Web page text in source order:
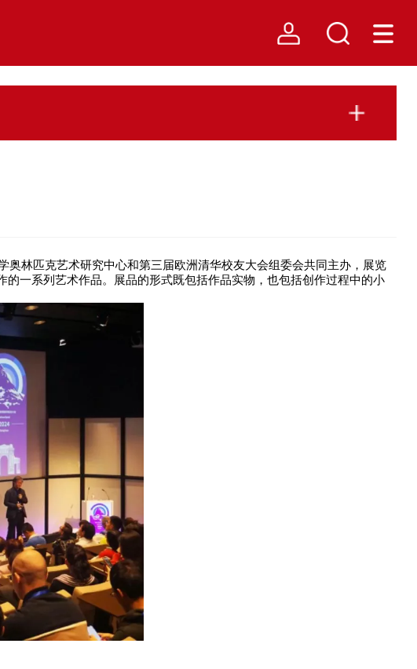
林匹克艺术研究中心和第三届欧洲清华校友大会组委会共同主办，展览
一系列艺术作品。展品的形式既包括作品实物，也包括创作过程中的小